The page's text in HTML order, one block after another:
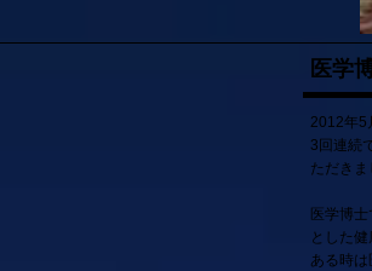
医学
2012年5
3回連続
ただき
医学博
とした
ある時